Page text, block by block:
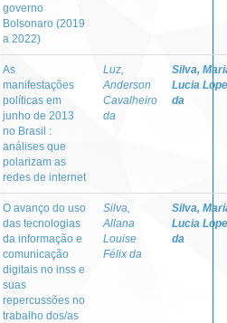
governo
Bolsonaro (2019
a 2022)
As
manifestações
políticas em
junho de 2013
no Brasil :
análises que
polarizam as
redes de internet
Luz,
Anderson
Cavalheiro
da
Silva,
Lucia
da
O avanço do uso
das tecnologias
da informação e
comunicação
digitais no inss e
suas
repercussões no
trabalho dos/as
Silva,
Allana
Louise
Félix da
Silva,
Lucia
da